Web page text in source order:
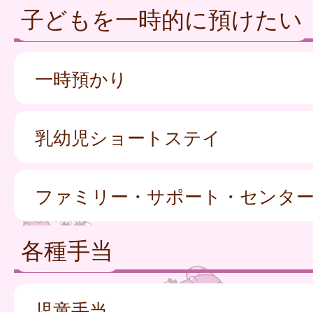
子どもを一時的に預けたい
一時預かり
乳幼児ショートステイ
ファミリー・サポート・センタ
各種手当